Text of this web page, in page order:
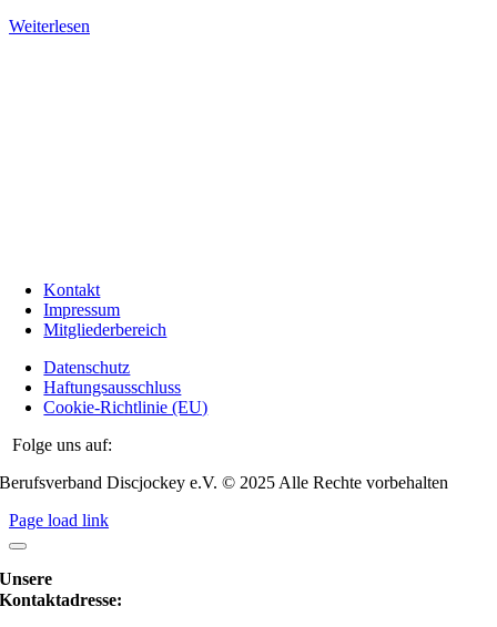
Weiterlesen
Kontakt
Impressum
Mitgliederbereich
Datenschutz
Haftungsausschluss
Cookie-Richtlinie (EU)
Folge uns auf:
Berufsverband Discjockey e.V. © 2025 Alle Rechte vorbehalten
Page load link
Unsere
Kontaktadresse: